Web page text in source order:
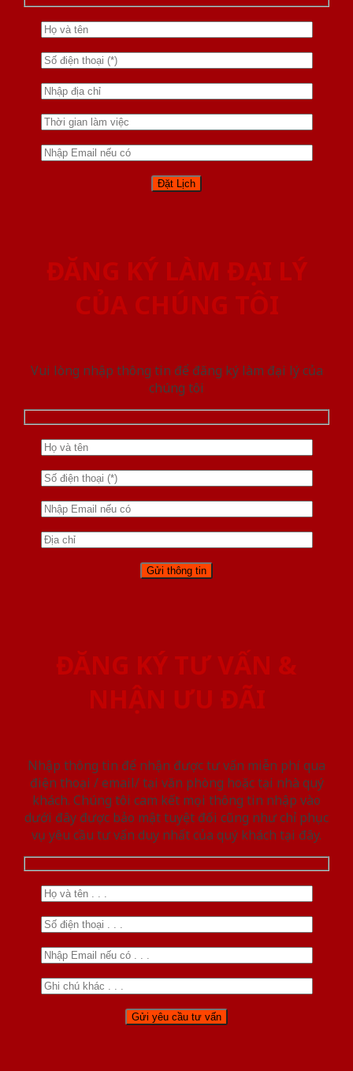
ĐĂNG KÝ LÀM ĐẠI LÝ
CỦA CHÚNG TÔI
Vui lòng nhập thông tin để đăng ký làm đại lý của
chúng tôi
ĐĂNG KÝ TƯ VẤN &
NHẬN ƯU ĐÃI
Nhập thông tin để nhận được tư vấn miễn phí qua
điện thoại / email/ tại văn phòng hoặc tại nhà quý
khách. Chúng tôi cam kết mọi thông tin nhập vào
dưới đây được bảo mật tuyệt đối cũng như chỉ phục
vụ yêu cầu tư vấn duy nhất của quý khách tại đây.